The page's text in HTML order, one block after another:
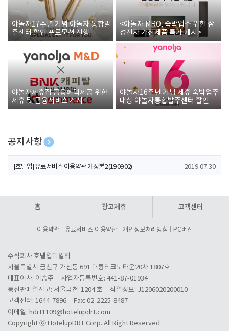
야놀자17주년 기념 야놀자 통합발
주센터 할인 프로모션 진행
<야놀자 MRO, 숙박업소 위한 삼
성전자 가전제품 특가 개시>
야놀자제휴점 금융혜택제공 위한
제휴 및 금융서비스 게시
야놀자16주년 기념 제휴 숙박업주
대상 야놀자통합발주센터 할인쿠
폰 증정
공지사항
[호텔업] 개인정보 처리방침 개정본1 (19.09.02)
[호텔업] 유료서비스 이용약관 개정본2 (19.09.02) 2019.07.30
홈 광고제휴 고객센터
이용약관 유료서비스 이용약관 개인정보처리방침 PC버전
주식회사 호텔업디알티
서울특별시 금천구 가산동 691 대륭테크노타운20차 1807호
대표이사: 이송주
사업자등록번호: 441-87-01934
통신판매업신고: 서울금천-1204 호
직업정보: J1206020200010
고객센터: 1644-7896
Fax: 02-2225-8487
이메일: hdrt1109@hotelupdrt.com
Copyright ⓒ HotelupDRT Corp. All Right Reserved.